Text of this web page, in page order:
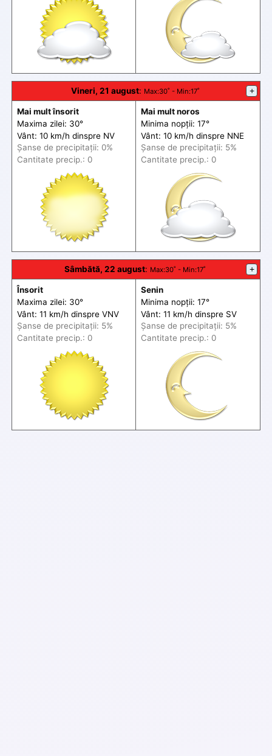
Vineri, 21 august: Max:30˚ - Min:17˚ +
Mai mult însorit
Maxima zilei: 30°
Vânt: 10 km/h dinspre NV
Șanse de precipitații: 0%
Cantitate precip.: 0
Mai mult noros
Minima nopții: 17°
Vânt: 10 km/h dinspre NNE
Șanse de precipitații: 5%
Cantitate precip.: 0
Sâmbătă, 22 august: Max:30˚ - Min:17˚ +
Însorit
Maxima zilei: 30°
Vânt: 11 km/h dinspre VNV
Șanse de precipitații: 5%
Cantitate precip.: 0
Senin
Minima nopții: 17°
Vânt: 11 km/h dinspre SV
Șanse de precipitații: 5%
Cantitate precip.: 0